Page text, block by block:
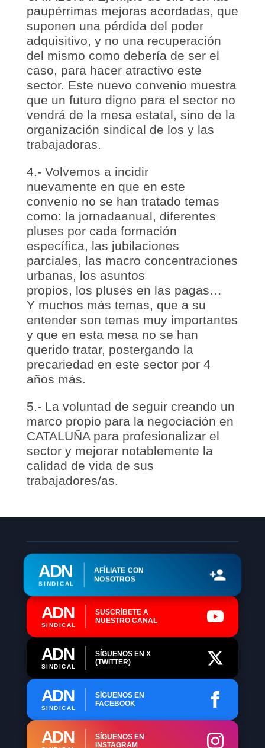
paupérrimas mejoras acordadas, que
suponen una pérdida del poder
adquisitivo, y no una recuperación
del mismo como debería de ser el
caso, para hacer atractivo este
sector. Este nuevo convenio muestra
que un futuro digno para el sector no
vendrá de la mesa estatal, sino de la
organización sindical de los y las
trabajadoras.
4.- Volvemos a incidir
nuevamente en que en este
convenio no se han tratado temas
como: la jornadaanual, diferentes
pluses por cada formación
específica, las jubilaciones
parciales, las macro concentraciones
urbanas, los asuntos
propios, los pluses en las pagas…
Y muchos más temas, que a su
entender son temas muy importantes
y que en esta mesa no se han
querido tratar, postergando la
precariedad en este sector por 4
años más.
5.- La voluntad de seguir creando un
marco propio para la negociación en
CATALUÑA para profesionalizar el
sector y mejorar notablemente la
calidad de vida de sus
trabajadores/as.
ADN
SINDICAL
AFÍLIATE CON
NOSOTROS
ADN
SINDICAL
SUSCRÍBETE A
NUESTRO CANAL
ADN
SINDICAL
SÍGUENOS EN X
(TWITTER)
ADN
SINDICAL
SÍGUENOS EN
FACEBOOK
ADN
SÍGUENOS EN
INSTAGRAM